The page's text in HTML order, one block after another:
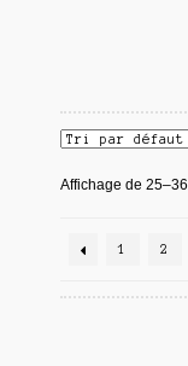
Affichage de
1 2